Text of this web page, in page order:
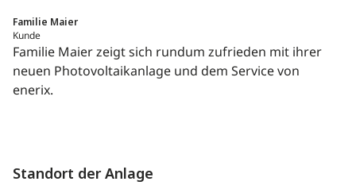
Familie Maier
Kunde
Familie Maier zeigt sich rundum zufrieden mit ihrer
neuen Photovoltaikanlage und dem Service von
enerix.
Standort der Anlage